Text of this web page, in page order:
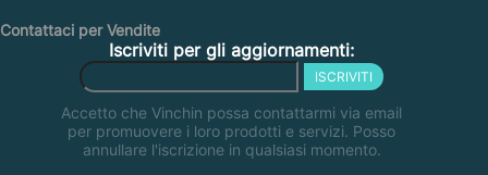
Contattaci per Vendite
Iscriviti per gli aggiornamenti:
ISCRIVITI
Accetto che Vinchin possa contattarmi via email
per promuovere i loro prodotti e servizi. Posso
annullare l'iscrizione in qualsiasi momento.